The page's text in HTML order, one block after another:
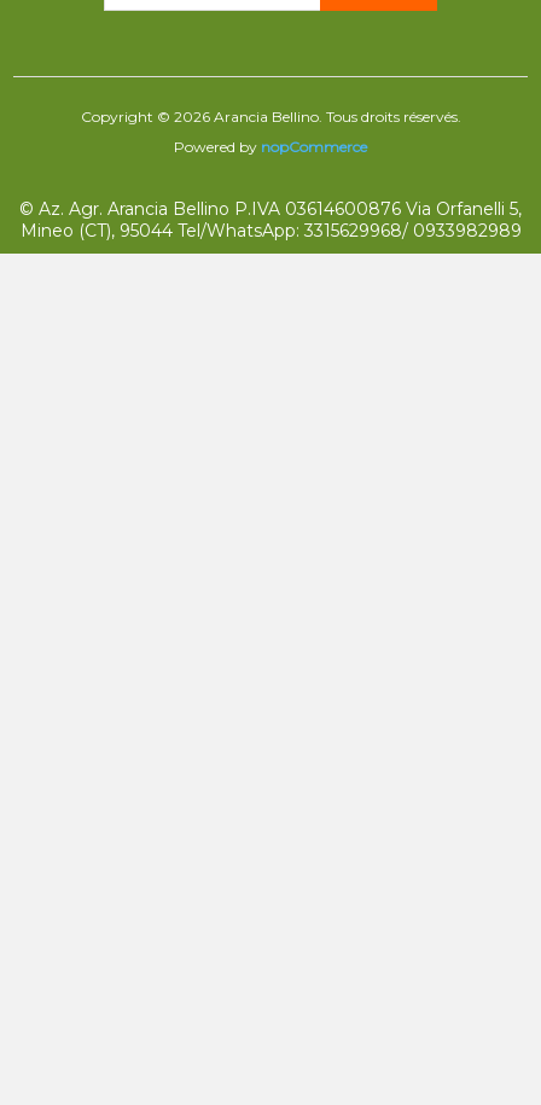
Copyright © 2026 Arancia Bellino. Tous droits réservés.
Powered by nopCommerce
© Az. Agr. Arancia Bellino P.IVA 03614600876 Via Orfanelli 5,
Mineo (CT), 95044 Tel/WhatsApp: 3315629968/ 0933982989